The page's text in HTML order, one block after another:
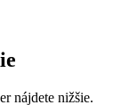
nájdete nižšie.